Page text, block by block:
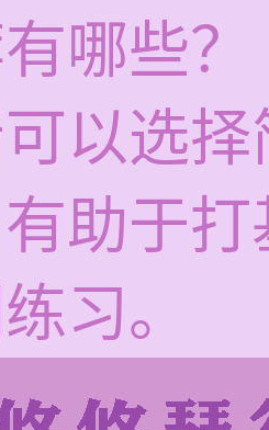
哪些？
以选
助于
习。